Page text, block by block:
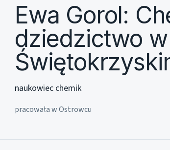
Ewa Gorol:
dziedzictwo
naukowiec chemik
pracowała w Ostrowcu